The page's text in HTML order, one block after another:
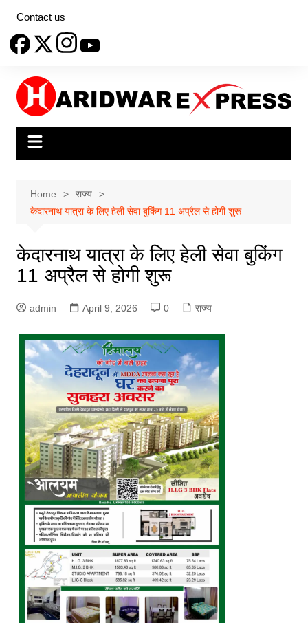
content
Contact us
Home
राज्य
केदारनाथ यात्रा के लिए हेली सेवा बुकिंग 11 अप्रैल से होगी शुरू
केदारनाथ यात्रा के लिए हेली सेवा बुकिंग
11 अप्रैल से होगी शुरू
admin April 9, 2026 0 राज्य